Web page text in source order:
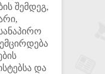
შემდეგ,
და